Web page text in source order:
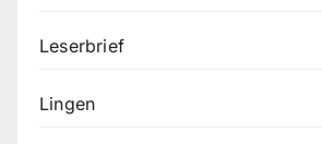
Leserbrief
Lingen